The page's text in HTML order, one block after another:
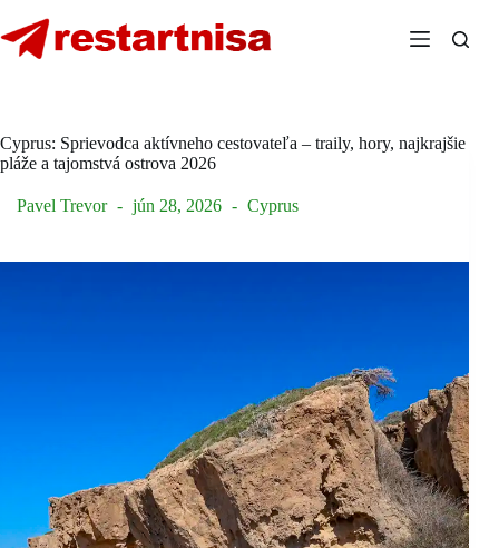
to
content
Cyprus: Sprievodca aktívneho cestovateľa – traily, hory, najkrajšie
pláže a tajomstvá ostrova 2026
Pavel Trevor jún 28, 2026 Cyprus